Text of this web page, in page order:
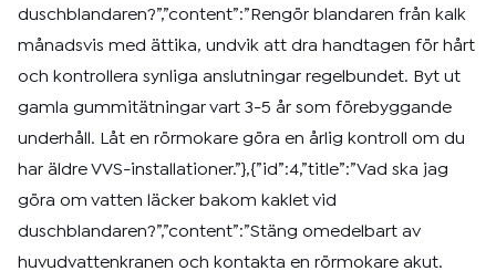
duschblandaren?”,”content”:”Rengör blandaren från kalk
månadsvis med ättika, undvik att dra handtagen för hårt
och kontrollera synliga anslutningar regelbundet. Byt ut
gamla gummitätningar vart 3-5 år som förebyggande
underhåll. Låt en rörmokare göra en årlig kontroll om du
har äldre VVS-installationer.”},{”id”:4,”title”:”Vad ska jag
göra om vatten läcker bakom kaklet vid
duschblandaren?”,”content”:”Stäng omedelbart av
huvudvattenkranen och kontakta en rörmokare akut.